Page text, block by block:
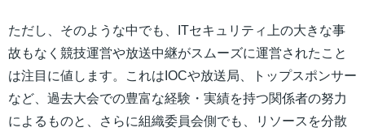
ただし、そのような中でも、ITセキュリティ上の大きな事
故もなく競技運営や放送中継がスムーズに運営されたこと
は注目に値します。これはIOCや放送局、トップスポンサー
など、過去大会での豊富な経験・実績を持つ関係者の努力
によるものと、さらに組織委員会側でも、リソースを分散